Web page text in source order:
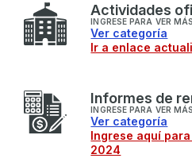
Actividades
INGRESE PARA VER
Ver categoría
Ir a enlace
Informes de
INGRESE PARA VER
Ver categoría
Ingrese aquí
2024